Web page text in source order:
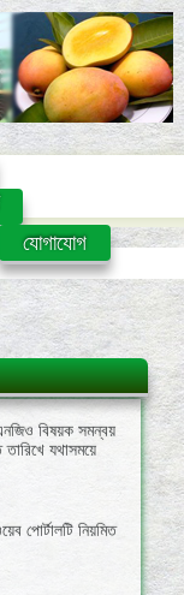
যোগাযোগ
বিষয়ক সমন্বয়
যথাসময়ে
পোর্টালটি নিয়মিত